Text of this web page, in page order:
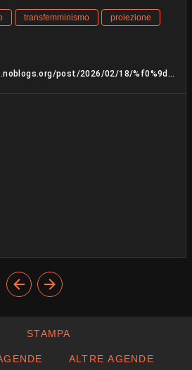
transfemminismo
proiezione
https://labpuzzle.noblogs.org/post/2026/02/18/%f0%9d%9f%8f5-anni-di-bene-comune%e2%9c%a8%f0%9f%a7%a8%f0%9f%8e%88/
STAMPA
ALTRE AGENDE